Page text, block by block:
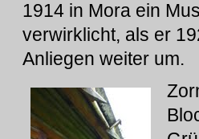
1914 in Mora ein
verwirklicht, als er
Anliegen weiter um.